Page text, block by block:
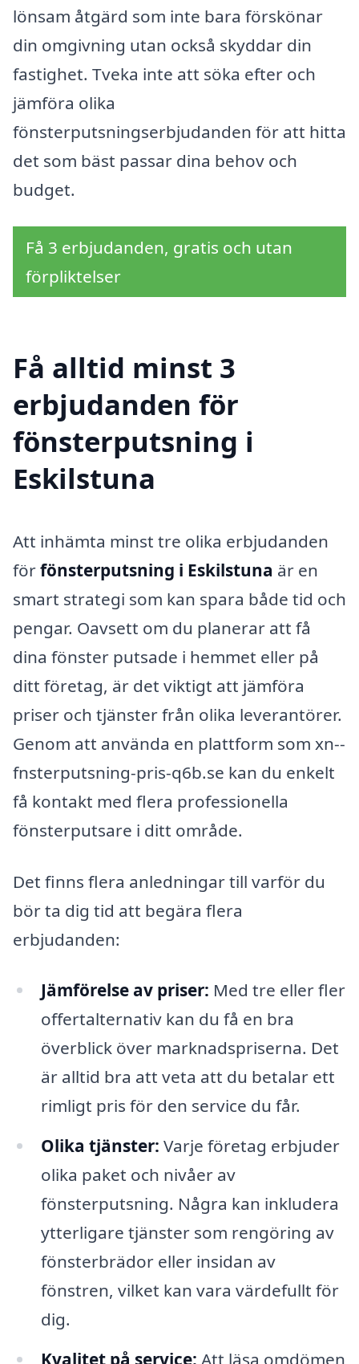
lönsam åtgärd som inte bara förskönar
din omgivning utan också skyddar din
fastighet. Tveka inte att söka efter och
jämföra olika
fönsterputsningserbjudanden för att hitta
det som bäst passar dina behov och
budget.
Få 3 erbjudanden, gratis och utan
förpliktelser
Få alltid minst 3
erbjudanden för
fönsterputsning i
Eskilstuna
Att inhämta minst tre olika erbjudanden
förfönsterputsning i Eskilstuna är en
smart strategi som kan spara både tid och
pengar. Oavsett om du planerar att få
dina fönster putsade i hemmet eller på
ditt företag, är det viktigt att jämföra
priser och tjänster från olika leverantörer.
Genom att använda en plattform som xn--
fnsterputsning-pris-q6b.se kan du enkelt
få kontakt med flera professionella
fönsterputsare i ditt område.
Det finns flera anledningar till varför du
bör ta dig tid att begära flera
erbjudanden:
Jämförelse av priser: Med tre eller fler
offertalternativ kan du få en bra
överblick över marknadspriserna. Det
är alltid bra att veta att du betalar ett
rimligt pris för den service du får.
Olika tjänster: Varje företag erbjuder
olika paket och nivåer av
fönsterputsning. Några kan inkludera
ytterligare tjänster som rengöring av
fönsterbrädor eller insidan av
fönstren, vilket kan vara värdefullt för
dig.
Kvalitet på service: Att läsa omdömen